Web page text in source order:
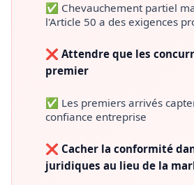
✅ Chevauchement partiel
l'Article 50 a des exigences
❌ Attendre que les
premier
✅ Les premiers arrivés
confiance entreprise
❌ Cacher la conformité
juridiques au lieu de la